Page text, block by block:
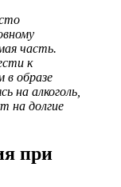
часть.
к
в образе
на алкоголь,
на долгие
при